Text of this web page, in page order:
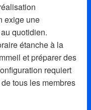
exige une
quotidien.
étanche à la
et préparer des
requiert
tous les membres